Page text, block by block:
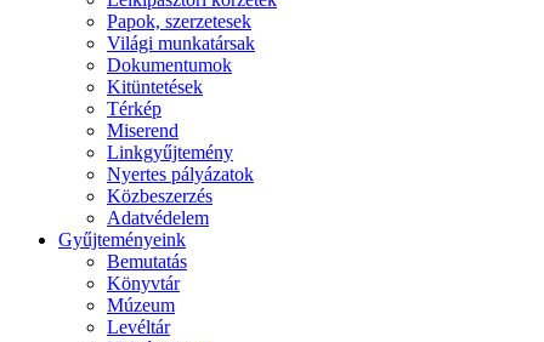
Papok, szerzetesek
Világi munkatársak
Dokumentumok
Kitüntetések
Térkép
Miserend
Linkgyűjtemény
Nyertes pályázatok
Közbeszerzés
Adatvédelem
Gyűjteményeink
Bemutatás
Könyvtár
Múzeum
Levéltár